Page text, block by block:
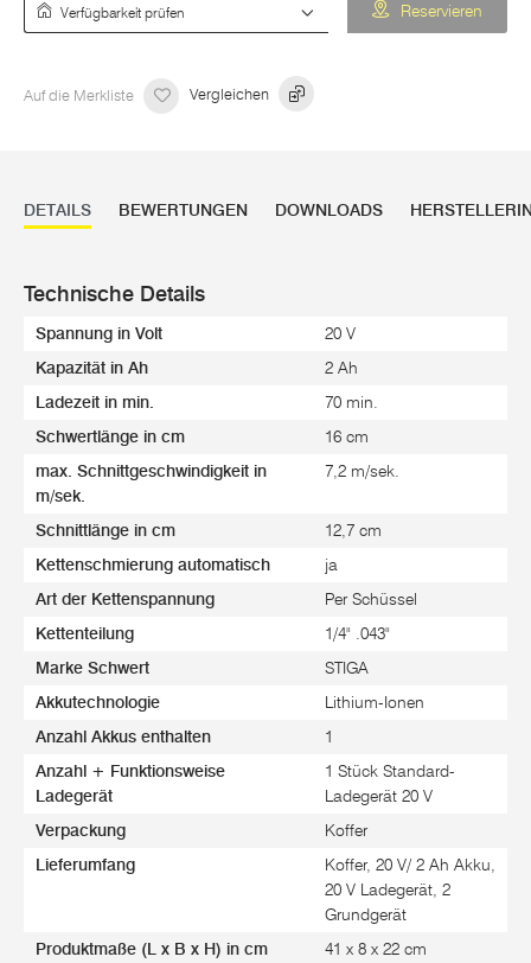
Reservieren
Auf die Merkliste Vergleichen
DETAILS BEWERTUNGEN DOWNLOADS
Technische Details
Spannung in Volt 20 V
Kapazität in Ah 2 Ah
Ladezeit in min. 70 min.
Schwertlänge in cm 16 cm
max. Schnittgeschwindigkeit in
m/sek.
7,2 m/sek.
Schnittlänge in cm 12,7 cm
Kettenschmierung automatisch ja
Art der Kettenspannung Per Schüssel
Kettenteilung 1/4" .043"
Marke Schwert STIGA
Akkutechnologie Lithium-Ionen
Anzahl Akkus enthalten 1
Anzahl + Funktionsweise
Ladegerät
1 Stück Standard-
Ladegerät 20 V
Verpackung Koffer
Lieferumfang
Koffer, 20 V/ 2 Ah Akku,
20 V Ladegerät, 2
Grundgerät
Produktmaße (L x B x H) in cm 41 x 8 x 22 cm